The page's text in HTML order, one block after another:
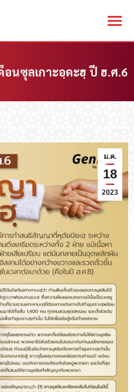
นซุลเกาะอฺดะฮฺ ปี ฮ.ศ.6
ม.ค.
18
2023